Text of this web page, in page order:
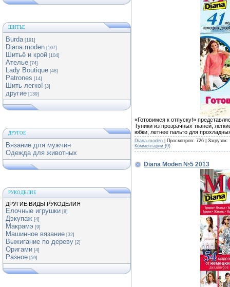
ШИТЬЕ
Burda [191]
Diana moden [107]
Шитьё и крой [104]
Ателье [74]
Lady Boutique [48]
Patrones [14]
Шить легко! [3]
другие [139]
ДРУГОЕ
Вязание для мужчин
Одежда для животных
РУКОДЕЛИЕ
ДРУГИЕ ВИДЫ РУКОДЕЛИЯ
Елочные игрушки [8]
Дэкупаж [4]
Макрамэ [9]
Машинное вязание [32]
Выжигание по дереву [2]
Оригами [4]
Разное [59]
«Готовимся к отпуску!»
Туники из прозрачных тканей,
юбки, летнее пальто для
Diana moden | Просмотров: 726 |
Комментарии (0)
Diana Moden №5 2013